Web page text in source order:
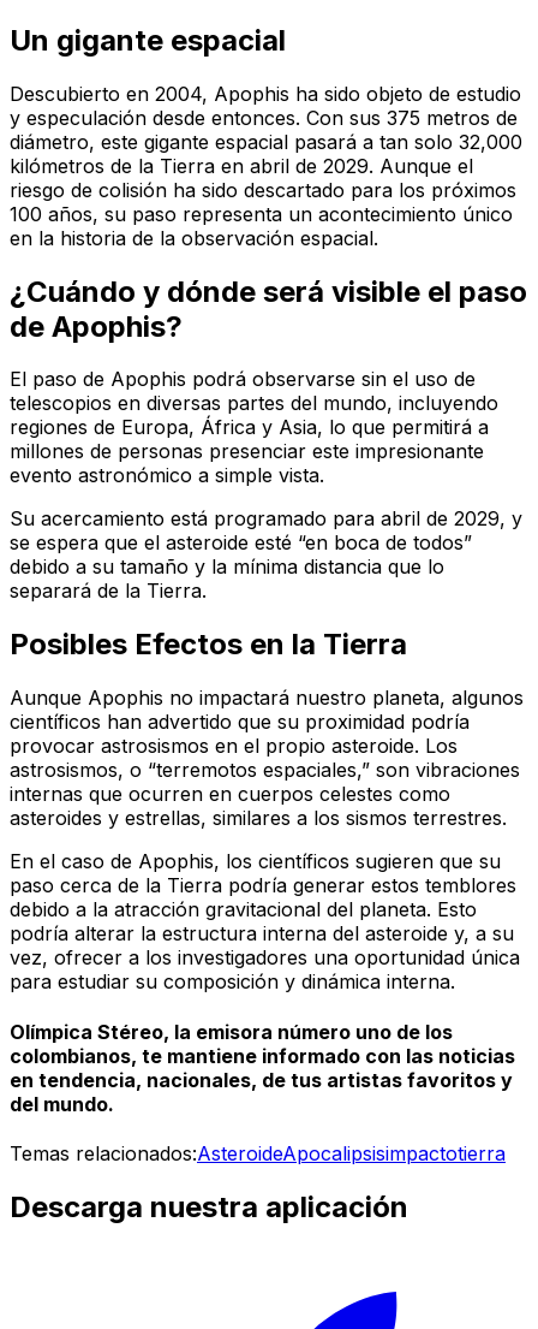
Un gigante espacial
Descubierto en 2004, Apophis ha sido objeto de estudio
y especulación desde entonces. Con sus 375 metros de
diámetro, este gigante espacial pasará a tan solo 32,000
kilómetros de la Tierra en abril de 2029. Aunque el
riesgo de colisión ha sido descartado para los próximos
100 años, su paso representa un acontecimiento único
en la historia de la observación espacial.
¿Cuándo y dónde será visible el paso
de Apophis?
El paso de Apophis podrá observarse sin el uso de
telescopios en diversas partes del mundo, incluyendo
regiones de Europa, África y Asia, lo que permitirá a
millones de personas presenciar este impresionante
evento astronómico a simple vista.
Su acercamiento está programado para abril de 2029, y
se espera que el asteroide esté “en boca de todos”
debido a su tamaño y la mínima distancia que lo
separará de la Tierra.
Posibles Efectos en la Tierra
Aunque Apophis no impactará nuestro planeta, algunos
científicos han advertido que su proximidad podría
provocar astrosismos en el propio asteroide. Los
astrosismos, o “terremotos espaciales,” son vibraciones
internas que ocurren en cuerpos celestes como
asteroides y estrellas, similares a los sismos terrestres.
En el caso de Apophis, los científicos sugieren que su
paso cerca de la Tierra podría generar estos temblores
debido a la atracción gravitacional del planeta. Esto
podría alterar la estructura interna del asteroide y, a su
vez, ofrecer a los investigadores una oportunidad única
para estudiar su composición y dinámica interna.
Olímpica Stéreo, la emisora número uno de los
colombianos, te mantiene informado con las noticias
en tendencia, nacionales, de tus artistas favoritos y
del mundo.
Temas relacionados:AsteroideApocalipsisimpactotierra
Descarga nuestra aplicación